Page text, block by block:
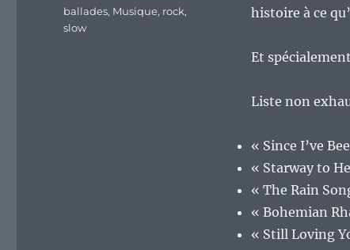
histoire à ce
Et
Liste non
« Since I’ve
« Starway to
« The Rain
« Bohemian
« Still Loving
Étiquettes
ballades, Musique, rock,
slow